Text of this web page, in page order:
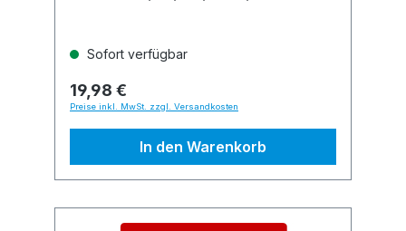
Sofort verfügbar
19,98 €
Preise inkl. MwSt. zzgl. Versandkosten
In den Warenkorb